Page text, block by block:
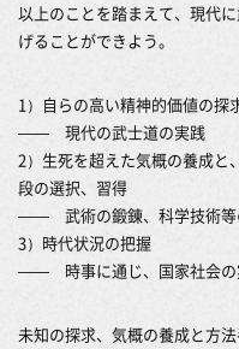
以上のことを踏まえて、現代
げることができよう。
1）自らの高い精神的価値の探
―― 現代の武士道の実践
2）生死を超えた気概の養成と
段の選択、習得
―― 武術の鍛錬、科学技術等
3）時代状況の把握
―― 時事に通じ、国家社会の
未知の探求、気概の養成と方